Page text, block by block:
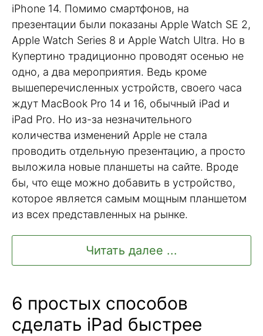
iPhone 14. Помимо смартфонов, на
презентации были показаны Apple Watch SE 2,
Apple Watch Series 8 и Apple Watch Ultra. Но в
Купертино традиционно проводят осенью не
одно, а два мероприятия. Ведь кроме
вышеперечисленных устройств, своего часа
ждут MacBook Pro 14 и 16, обычный iPad и
iPad Pro. Но из-за незначительного
количества изменений Apple не стала
проводить отдельную презентацию, а просто
выложила новые планшеты на сайте. Вроде
бы, что еще можно добавить в устройство,
которое является самым мощным планшетом
из всех представленных на рынке.
Читать далее ...
6 простых способов
сделать iPad быстрее